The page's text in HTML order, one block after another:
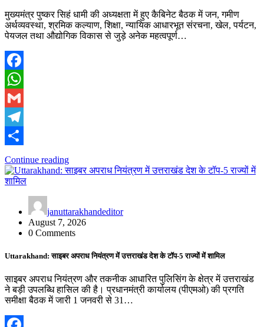
मुख्यमंत्र पुष्कर सिहं धामी की अध्यक्षता में हुए कैबिनेट बैठक में जन, गमीण
अर्थव्यवस्था, श्रमिक कल्याण, शिक्षा, न्यायिक आधारभूत संरचना, खेल, पर्यटन,
पेयजल तथा औद्योगिक विकास से जुड़े अनेक महत्वपूर्ण…
Facebook
WhatsApp
Gmail
Telegram
Share
Continue reading
januttarakhandeditor
August 7, 2026
0 Comments
Uttarakhand: साइबर अपराध नियंत्रण में उत्तराखंड देश के टॉप-5 राज्यों में शामिल
साइबर अपराध नियंत्रण और तकनीक आधारित पुलिसिंग के क्षेत्र में उत्तराखंड
ने बड़ी उपलब्धि हासिल की है। प्रधानमंत्री कार्यालय (पीएमओ) की प्रगति
समीक्षा बैठक में जारी 1 जनवरी से 31…